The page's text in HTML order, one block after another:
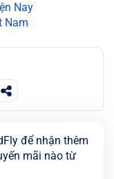
Nay
Nam
để nhận thêm
mãi nào từ